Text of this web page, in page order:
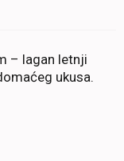
– lagan letnji
ukusa.